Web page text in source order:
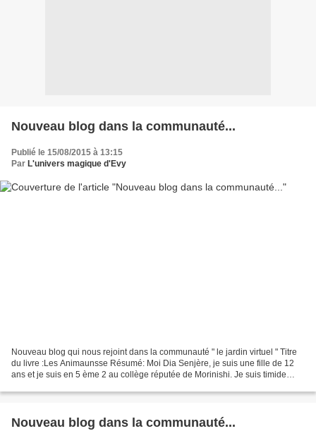
Nouveau blog dans la communauté...
Publié le 15/08/2015 à 13:15
Par L'univers magique d'Evy
Nouveau blog qui nous rejoint dans la communauté " le jardin virtuel " Titre
du livre :Les Animaunsse Résumé: Moi Dia Senjère, je suis une fille de 12
ans et je suis en 5 ème 2 au collège réputée de Morinishi. Je suis timide
Nouveau blog dans la communauté...